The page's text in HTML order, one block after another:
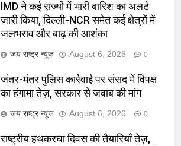
IMD ने कई राज्यों में भारी बारिश का अलर्ट
जारी किया, दिल्ली-NCR समेत कई क्षेत्रों में
जलभराव और बाढ़ की आशंका
जय राष्ट्र न्यूज August 6, 2026 0
जंतर-मंतर पुलिस कार्रवाई पर संसद में विपक्ष
का हंगामा तेज़, सरकार से जवाब की मांग
जय राष्ट्र न्यूज August 6, 2026 0
राष्ट्रीय हथकरघा दिवस की तैयारियाँ तेज़,